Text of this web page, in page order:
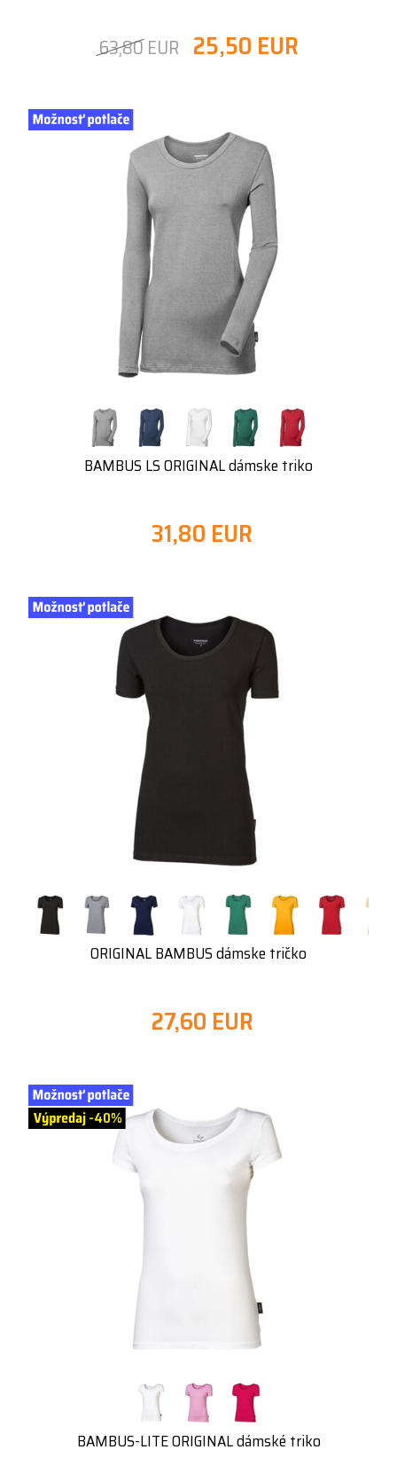
63,80 EUR 25,50 EUR
BAMBUS LS ORIGINAL dámske triko
31,80 EUR
ORIGINAL BAMBUS dámske tričko
27,60 EUR
-40%
BAMBUS-LITE ORIGINAL dámské triko